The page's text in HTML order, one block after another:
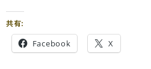
共有:
Facebook X